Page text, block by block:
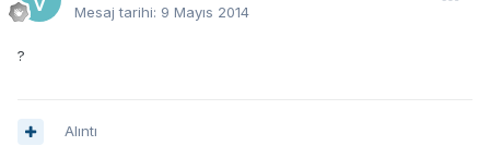
Mesaj tarihi: 9 Mayıs 2014
?
Alıntı